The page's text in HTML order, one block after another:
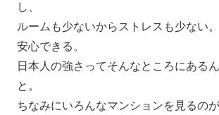
し、
ルームも少ないからストレスも少ない。
安心できる。
日本人の強さってそんなところにある
と。
ちなみにいろんなマンションを見るの